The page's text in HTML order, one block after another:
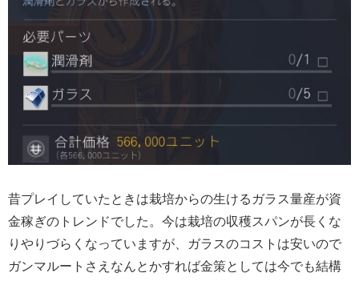
昔プレイしていたときは栽培からの生けるガラス量産が資
金稼ぎのトレンドでした。今は栽培の収穫スパンが長くな
りやりづらくなっていますが、ガラスのコストは安いので
ガンマルートさえなんとかすれば金策としては今でも結構